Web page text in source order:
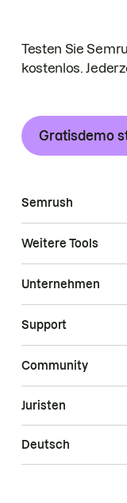
Testen Sie
kostenlos.
Gratisdemo
Semrush
Weitere Tools
Unternehmen
Support
Community
Juristen
Deutsch